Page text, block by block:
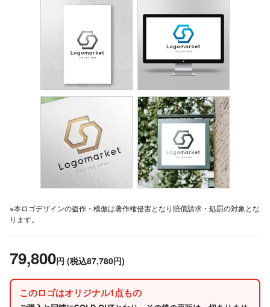
※本ロゴデザインの盗作・模倣は著作権侵害となり賠償請求・処罰の対象とな
ります。
79,800円 (税込87,780円)
このロゴはオリジナル1点もの